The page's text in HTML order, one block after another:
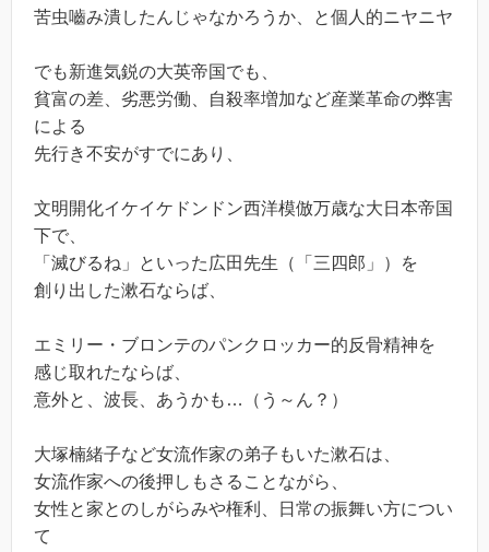
苦虫嚙み潰したんじゃなかろうか、と個人的ニヤニヤ
でも新進気鋭の大英帝国でも、
貧富の差、劣悪労働、自殺率増加など産業革命の弊害
による
先行き不安がすでにあり、
文明開化イケイケドンドン西洋模倣万歳な大日本帝国
下で、
「滅びるね」といった広田先生（「三四郎」）を
創り出した漱石ならば、
エミリー・ブロンテのパンクロッカー的反骨精神を
感じ取れたならば、
意外と、波長、あうかも…（う～ん？）
大塚楠緒子など女流作家の弟子もいた漱石は、
女流作家への後押しもさることながら、
女性と家とのしがらみや権利、日常の振舞い方につい
て